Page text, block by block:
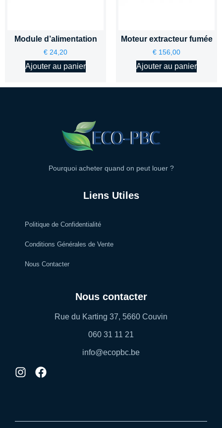
Module d’alimentation
€ 24,20
Ajouter au panier
Moteur extracteur fumée
€ 156,00
Ajouter au panier
Pourquoi acheter quand on peut louer ?
Liens Utiles
Politique de Confidentialité
Conditions Générales de Vente
Nous Contacter
Nous contacter
Rue du Karting 37, 5660 Couvin
060 31 11 21
info@ecopbc.be